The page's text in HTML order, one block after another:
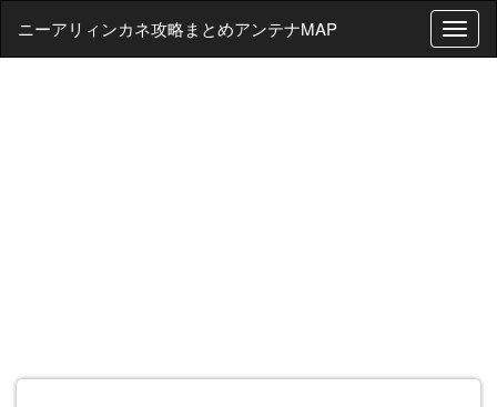
T
o
ニーアリィンカネ攻略まとめアンテナMAP